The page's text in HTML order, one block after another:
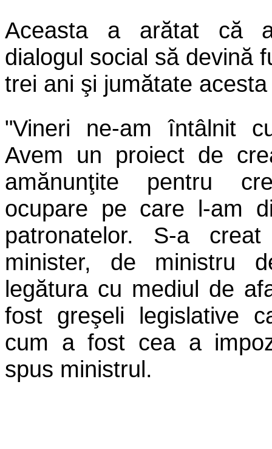
Aceasta a arătat că
dialogul social să devină
trei ani şi jumătate
"Vineri ne-am întâlnit
Avem un proiect de
amănunţite pentru
ocupare pe care l-am
patronatelor. S-a
minister, de ministru
legătura cu mediul de
fost greşeli legislative
cum a fost cea a
spus ministrul.